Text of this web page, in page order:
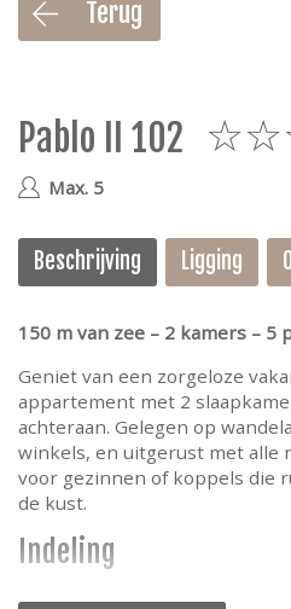
Terug
Pablo II 102
Max. 5
Beschrijving Ligging
150 m van zee – 2 kamers – 5
Geniet van een zorgeloze
appartement met 2
achteraan. Gelegen op
winkels, en uitgerust met alle
voor gezinnen of koppels die
de kust.
Indeling
Het app bestaat uit een hall,